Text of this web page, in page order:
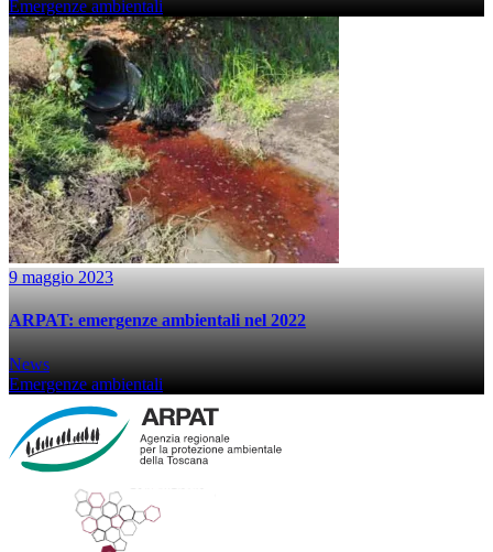
Emergenze ambientali
9 maggio 2023
ARPAT: emergenze ambientali nel 2022
News
Emergenze ambientali